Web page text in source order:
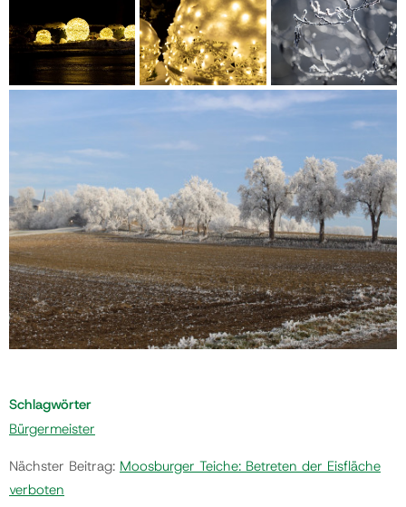
Schlagwörter
Bürgermeister
Nächster Beitrag: Moosburger Teiche: Betreten der Eisfläche
verboten